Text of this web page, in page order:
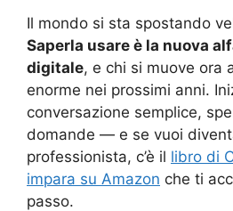
Il mondo si sta spostando
Saperla usare è la nuova
digitale, e chi si muove ora
enorme nei prossimi anni.
conversazione semplice,
domande — e se vuoi
professionista, c’è il libro di
impara su Amazon che ti
passo.